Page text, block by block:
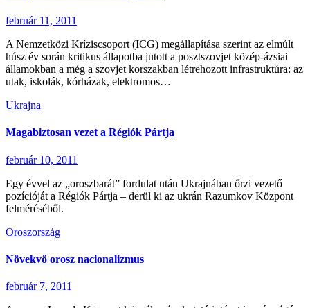
február 11, 2011
A Nemzetközi Kríziscsoport (ICG) megállapítása szerint az elmúlt
húsz év során kritikus állapotba jutott a posztszovjet közép-ázsiai
államokban a még a szovjet korszakban létrehozott infrastruktúra: az
utak, iskolák, kórházak, elektromos…
Ukrajna
Magabiztosan vezet a Régiók Pártja
február 10, 2011
Egy évvel az „oroszbarát” fordulat után Ukrajnában őrzi vezető
pozícióját a Régiók Pártja – derül ki az ukrán Razumkov Központ
felméréséből.
Oroszország
Növekvő orosz nacionalizmus
február 7, 2011